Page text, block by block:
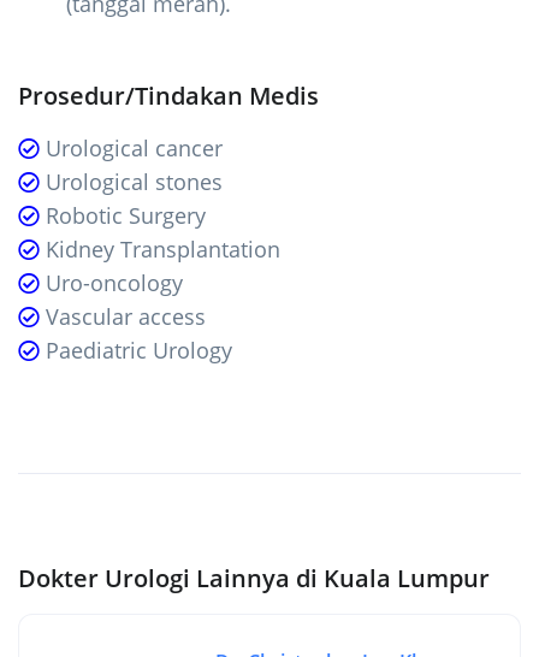
Prosedur/Tindakan Medis
Urological cancer
Urological stones
Robotic Surgery
Kidney Transplantation
Uro-oncology
Vascular access
Paediatric Urology
Dokter Urologi Lainnya di Kuala Lumpur